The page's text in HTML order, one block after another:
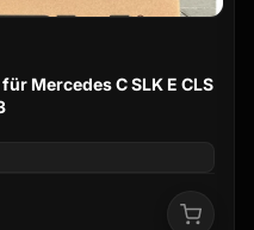
Mercedes C SLK E CLS